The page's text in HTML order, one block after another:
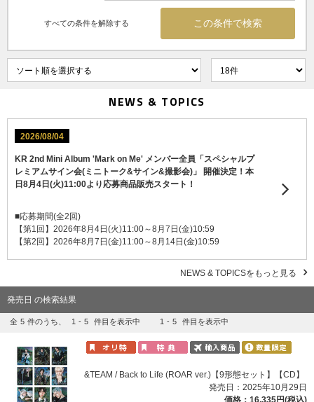
すべての条件を解除する
NEWS & TOPICS
2026/08/04
KR 2nd Mini Album 'Mark on Me' メンバー全員「スペシャルプ
レミアムサイン会(ミニトーク&サイン&撮影会)」 開催決定！本
日8月4日(火)11:00より応募商品販売スタート！
■応募期間(全2回)
【第1回】2026年8月4日(火)11:00～8月7日(金)10:59
【第2回】2026年8月7日(金)11:00～8月14日(金)10:59
NEWS & TOPICSをもっと見る
発売日 の検索結果
全 5 件のうち、 1 - 5 件目を表示中 1 - 5 件目を表示中
&TEAM / Back to Life (ROAR ver.)【9形態セット】【CD】
発売日：2025年10月29日
価格：16,335円(税込)